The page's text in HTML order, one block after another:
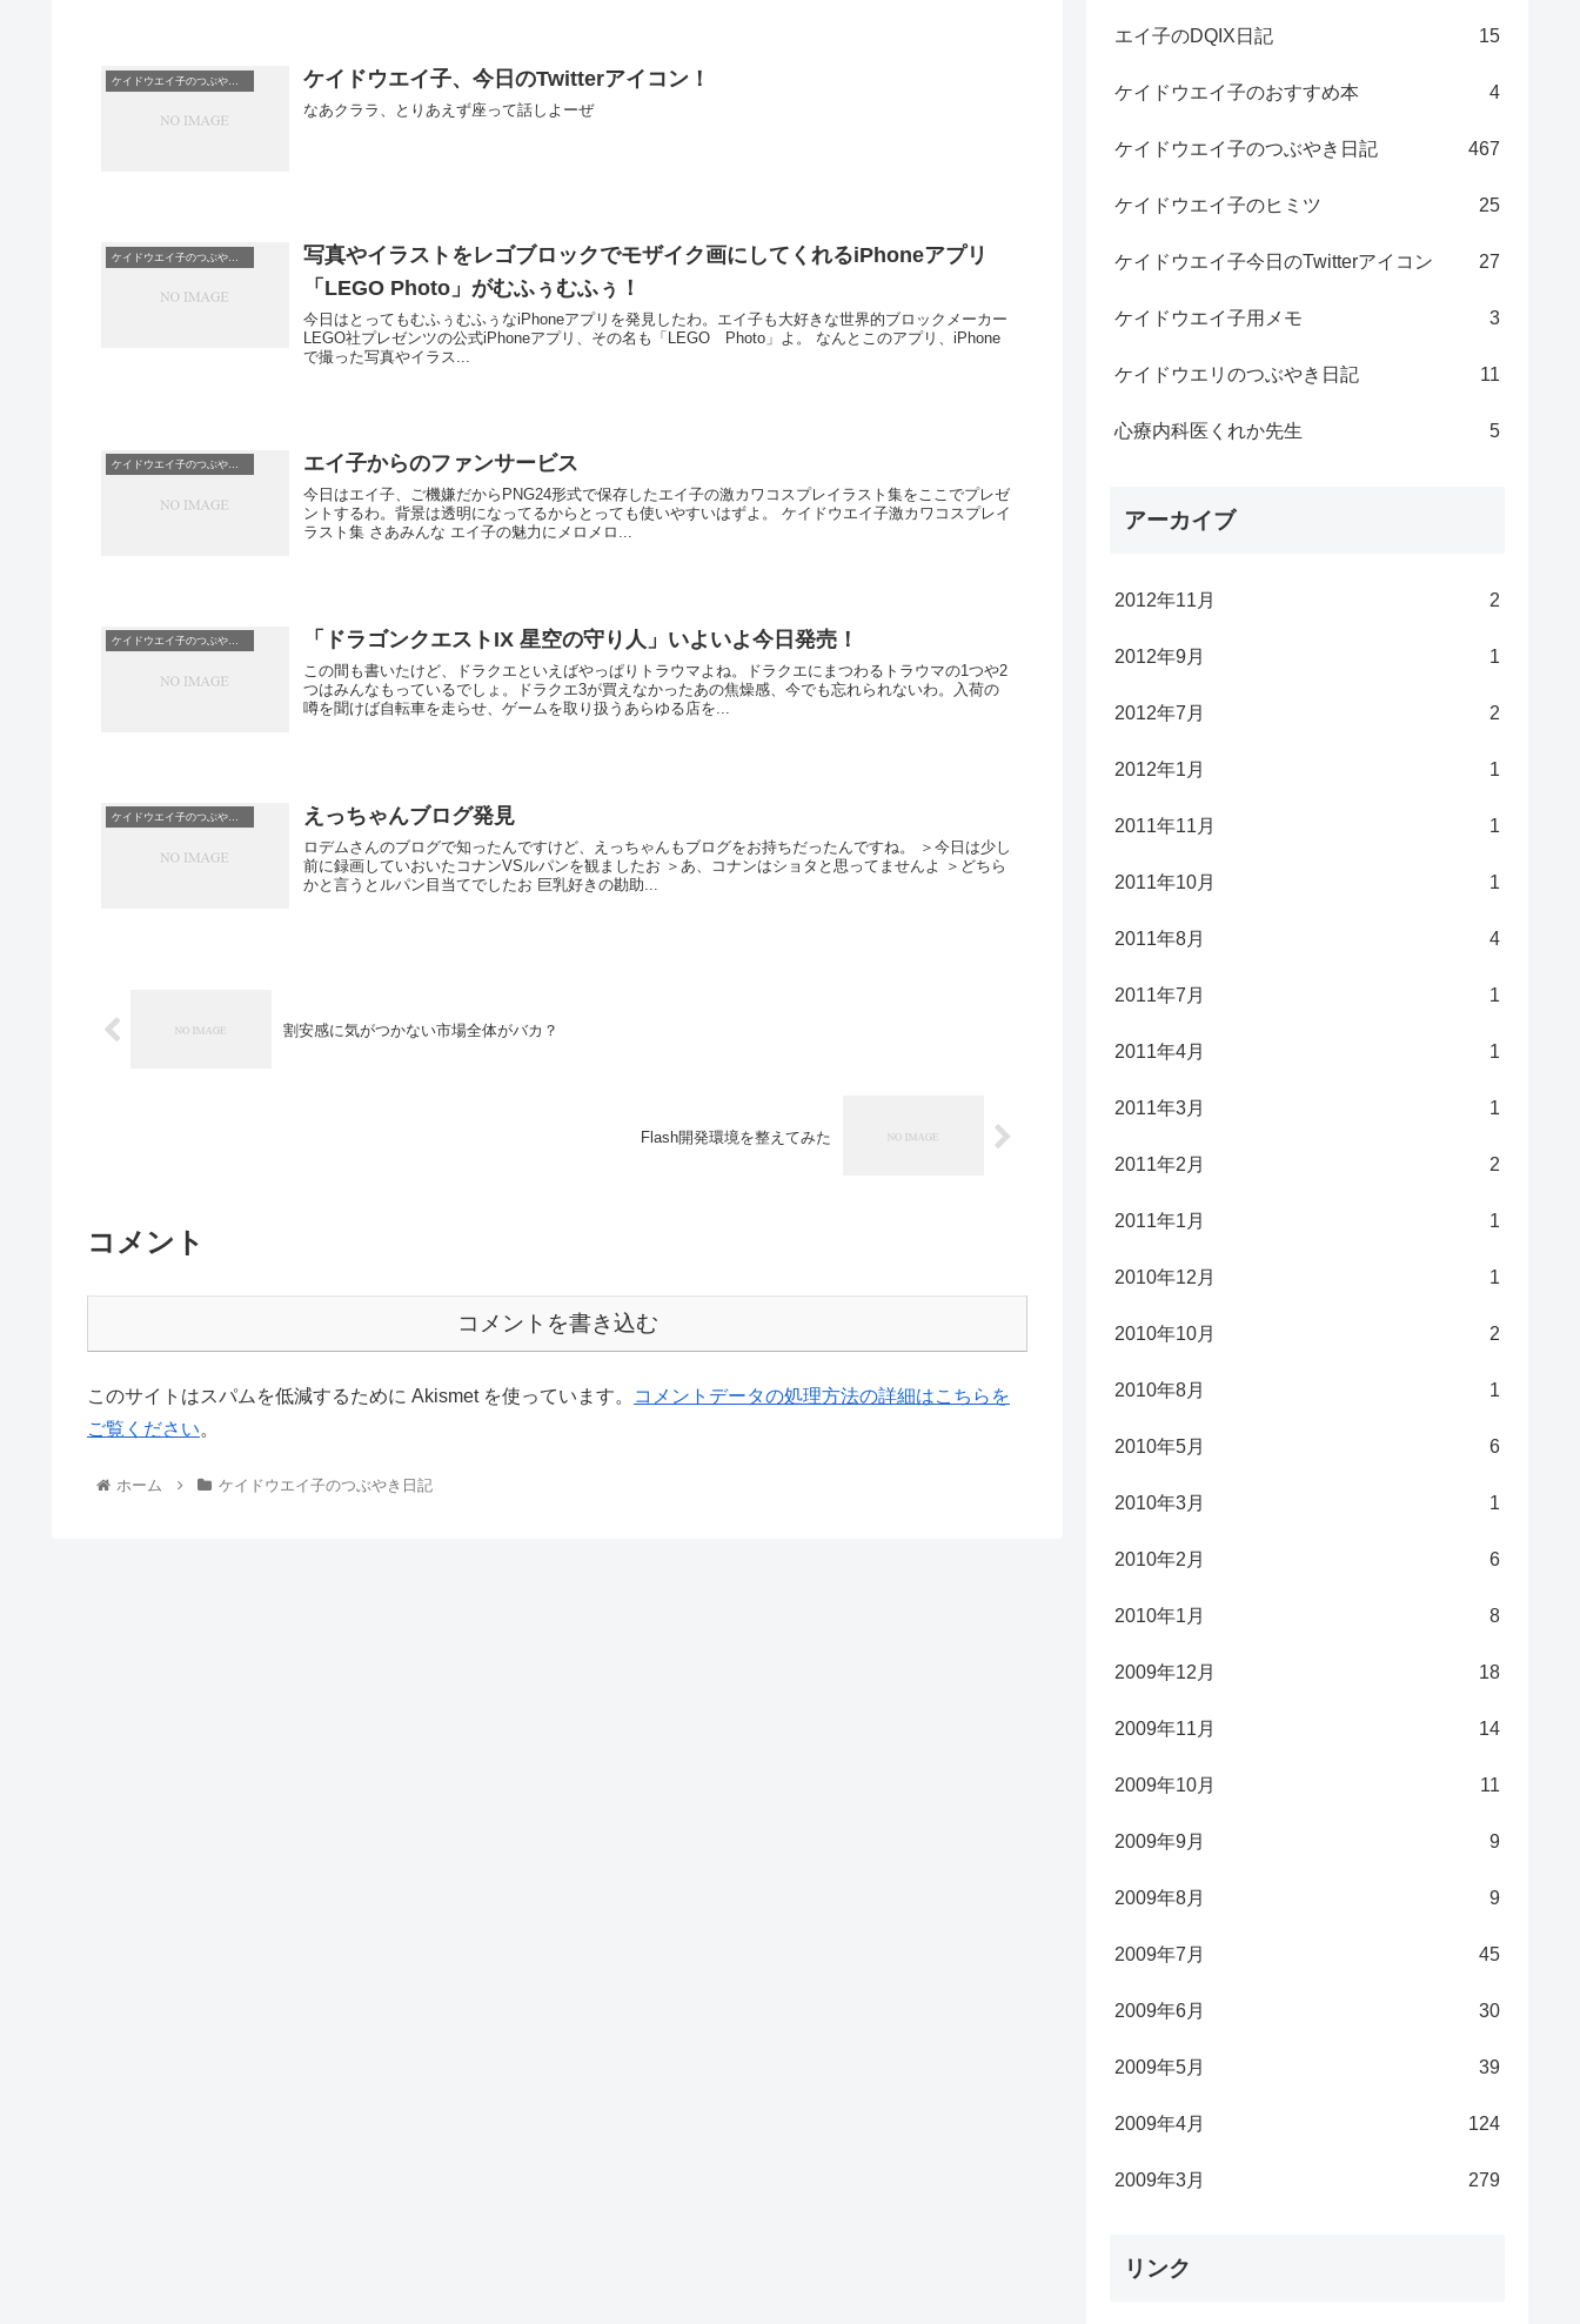
ケイドウエイ子のつぶやき日記 ケイドウエイ子、今日のTwitterアイコン！
なあクララ、とりあえず座って話しよーぜ
ケイドウエイ子のつぶやき日記
写真やイラストをレゴブロックでモザイク画にしてくれるiPhoneアプリ
「LEGO Photo」がむふぅむふぅ！
今日はとってもむふぅむふぅなiPhoneアプリを発見したわ。エイ子も大好きな世界的ブロックメーカー
LEGO社プレゼンツの公式iPhoneアプリ、その名も「LEGO Photo」よ。 なんとこのアプリ、iPhone
で撮った写真やイラス...
ケイドウエイ子のつぶやき日記 エイ子からのファンサービス
今日はエイ子、ご機嫌だからPNG24形式で保存したエイ子の激カワコスプレイラスト集をここでプレゼ
ントするわ。背景は透明になってるからとっても使いやすいはずよ。 ケイドウエイ子激カワコスプレイ
ラスト集 さあみんな エイ子の魅力にメロメロ...
ケイドウエイ子のつぶやき日記 「ドラゴンクエストIX 星空の守り人」いよいよ今日発売！
この間も書いたけど、ドラクエといえばやっぱりトラウマよね。ドラクエにまつわるトラウマの1つや2
つはみんなもっているでしょ。ドラクエ3が買えなかったあの焦燥感、今でも忘れられないわ。入荷の
噂を聞けば自転車を走らせ、ゲームを取り扱うあらゆる店を...
ケイドウエイ子のつぶやき日記 えっちゃんブログ発見
ロデムさんのブログで知ったんですけど、えっちゃんもブログをお持ちだったんですね。 ＞今日は少し
前に録画していおいたコナンVSルパンを観ましたお ＞あ、コナンはショタと思ってませんよ ＞どちら
かと言うとルパン目当てでしたお 巨乳好きの勘助...
割安感に気がつかない市場全体がバカ？
Flash開発環境を整えてみた
コメント
コメントを書き込む
このサイトはスパムを低減するために Akismet を使っています。
コメントデータの処理方法の詳細はこちらを
ご覧ください。
ホーム ケイドウエイ子のつぶやき日記
エイ子のDQIX日記 15
ケイドウエイ子のおすすめ本 4
ケイドウエイ子のつぶやき日記 467
ケイドウエイ子のヒミツ 25
ケイドウエイ子今日のTwitterアイコン 27
ケイドウエイ子用メモ 3
ケイドウエリのつぶやき日記 11
心療内科医くれか先生 5
アーカイブ
2012年11月 2
2012年9月 1
2012年7月 2
2012年1月 1
2011年11月 1
2011年10月 1
2011年8月 4
2011年7月 1
2011年4月 1
2011年3月 1
2011年2月 2
2011年1月 1
2010年12月 1
2010年10月 2
2010年8月 1
2010年5月 6
2010年3月 1
2010年2月 6
2010年1月 8
2009年12月 18
2009年11月 14
2009年10月 11
2009年9月 9
2009年8月 9
2009年7月 45
2009年6月 30
2009年5月 39
2009年4月 124
2009年3月 279
リンク